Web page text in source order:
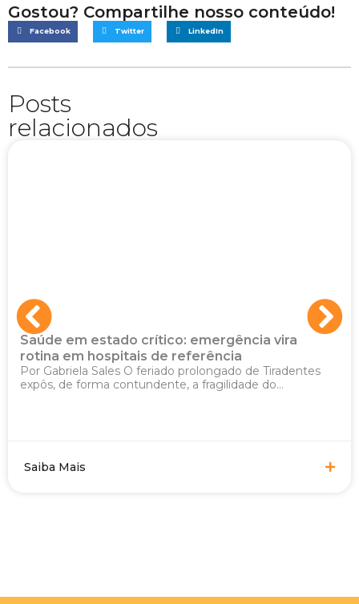
Gostou? Compartilhe nosso conteúdo!
Facebook Twitter LinkedIn
Posts
relacionados
Saúde em estado crítico: emergência vira
rotina em hospitais de referência
Por Gabriela Sales O feriado prolongado de Tiradentes
expôs, de forma contundente, a fragilidade do...
Saiba Mais